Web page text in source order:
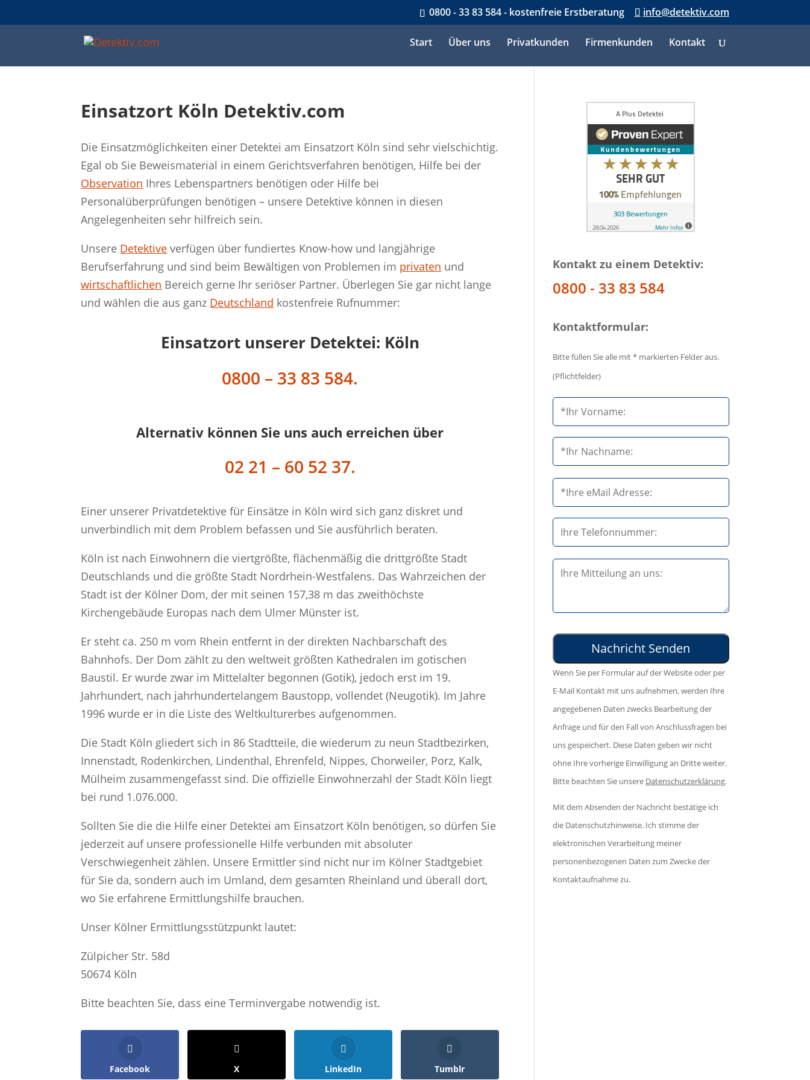
0800 - 33 83 584 - kostenfreie Erstberatung info@detektiv.com
Start Über uns Privatkunden Firmenkunden Kontakt
Einsatzort Köln Detektiv.com
Die Einsatzmöglichkeiten einer Detektei am Einsatzort Köln sind sehr vielschichtig.
Egal ob Sie Beweismaterial in einem Gerichtsverfahren benötigen, Hilfe bei der
Observation Ihres Lebenspartners benötigen oder Hilfe bei
Personalüberprüfungen benötigen – unsere Detektive können in diesen
Angelegenheiten sehr hilfreich sein.
Unsere Detektive verfügen über fundiertes Know-how und langjährige
Berufserfahrung und sind beim Bewältigen von Problemen im privaten und
wirtschaftlichen Bereich gerne Ihr seriöser Partner. Überlegen Sie gar nicht lange
und wählen die aus ganz Deutschland kostenfreie Rufnummer:
Einsatzort unserer Detektei: Köln
0800 – 33 83 584.
Alternativ können Sie uns auch erreichen über
02 21 – 60 52 37.
Einer unserer Privatdetektive für Einsätze in Köln wird sich ganz diskret und
unverbindlich mit dem Problem befassen und Sie ausführlich beraten.
Köln ist nach Einwohnern die viertgrößte, flächenmäßig die drittgrößte Stadt
Deutschlands und die größte Stadt Nordrhein-Westfalens. Das Wahrzeichen der
Stadt ist der Kölner Dom, der mit seinen 157,38 m das zweithöchste
Kirchengebäude Europas nach dem Ulmer Münster ist.
Er steht ca. 250 m vom Rhein entfernt in der direkten Nachbarschaft des
Bahnhofs. Der Dom zählt zu den weltweit größten Kathedralen im gotischen
Baustil. Er wurde zwar im Mittelalter begonnen (Gotik), jedoch erst im 19.
Jahrhundert, nach jahrhundertelangem Baustopp, vollendet (Neugotik). Im Jahre
1996 wurde er in die Liste des Weltkulturerbes aufgenommen.
Die Stadt Köln gliedert sich in 86 Stadtteile, die wiederum zu neun Stadtbezirken,
Innenstadt, Rodenkirchen, Lindenthal, Ehrenfeld, Nippes, Chorweiler, Porz, Kalk,
Mülheim zusammengefasst sind. Die offizielle Einwohnerzahl der Stadt Köln liegt
bei rund 1.076.000.
Sollten Sie die die Hilfe einer Detektei am Einsatzort Köln benötigen, so dürfen Sie
jederzeit auf unsere professionelle Hilfe verbunden mit absoluter
Verschwiegenheit zählen. Unsere Ermittler sind nicht nur im Kölner Stadtgebiet
für Sie da, sondern auch im Umland, dem gesamten Rheinland und überall dort,
wo Sie erfahrene Ermittlungshilfe brauchen.
Unser Kölner Ermittlungsstützpunkt lautet:
Zülpicher Str. 58d
50674 Köln
Bitte beachten Sie, dass eine Terminvergabe notwendig ist.
Facebook X LinkedIn Tumblr
Kontakt zu einem Detektiv:
0800 - 33 83 584
Kontaktformular:
Bitte füllen Sie alle mit * markierten Felder aus.
(Pflichtfelder)
i
t
t
e
a
s
s
e
s
F
e
l
d
l
e
e
r
.
i
t
t
e
s
s
d
i
s
s
F
l
d
l
e
e
e
l
a
s
s
e
d
i
e
s
e
s
F
e
Wenn Sie per Formular auf der Website oder per
E-Mail Kontakt mit uns aufnehmen, werden Ihre
angegebenen Daten zwecks Bearbeitung der
Anfrage und für den Fall von Anschlussfragen bei
uns gespeichert. Diese Daten geben wir nicht
ohne Ihre vorherige Einwilligung an Dritte weiter.
Bitte beachten Sie unsere Datenschutzerklärung.
Mit dem Absenden der Nachricht bestätige ich
die Datenschutzhinweise. Ich stimme der
elektronischen Verarbeitung meiner
personenbezogenen Daten zum Zwecke der
Kontaktaufnahme zu.